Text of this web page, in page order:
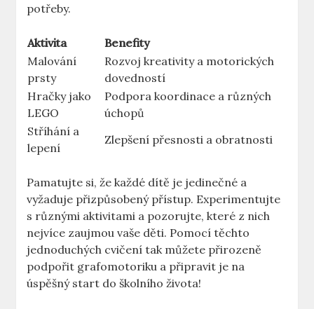
potřeby.
Aktivita
Benefity
Malování
prsty
Rozvoj kreativity⁤ a motorických
⁤dovedností
Hračky jako
LEGO
Podpora koordinace a různých
úchopů
Stříhání‌ a
lepení
Zlepšení přesnosti a ​obratnosti
Pamatujte ⁢si, že každé ‌dítě je jedinečné a
vyžaduje přizpůsobený přístup. Experimentujte​
s různými aktivitami ⁢a pozorujte, které z ⁣nich
nejvíce​ zaujmou vaše děti.⁤ Pomocí ​těchto
jednoduchých ​cvičení tak můžete přirozeně
podpořit ⁤grafomotoriku a ‍připravit je na
úspěšný start do školního života!